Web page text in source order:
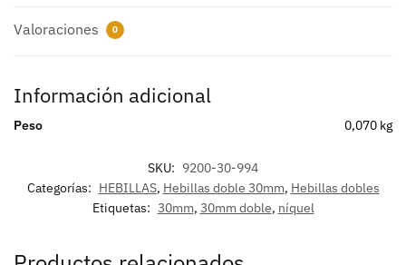
Valoraciones 0
Información adicional
Peso 0,070 kg
SKU: 9200-30-994
Categorías: HEBILLAS, Hebillas doble 30mm, Hebillas dobles
Etiquetas: 30mm, 30mm doble, níquel